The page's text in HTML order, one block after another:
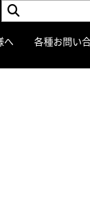
へ 各種お問い